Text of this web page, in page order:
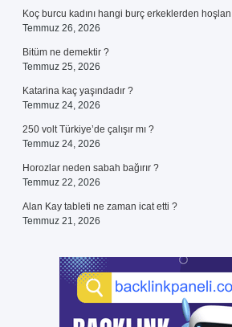
Koç burcu kadını hangi burç erkeklerden
Temmuz 26, 2026
Bitüm ne demektir ?
Temmuz 25, 2026
Katarina kaç yaşındadır ?
Temmuz 24, 2026
250 volt Türkiye’de çalışır mı ?
Temmuz 24, 2026
Horozlar neden sabah bağırır ?
Temmuz 22, 2026
Alan Kay tableti ne zaman icat etti ?
Temmuz 21, 2026